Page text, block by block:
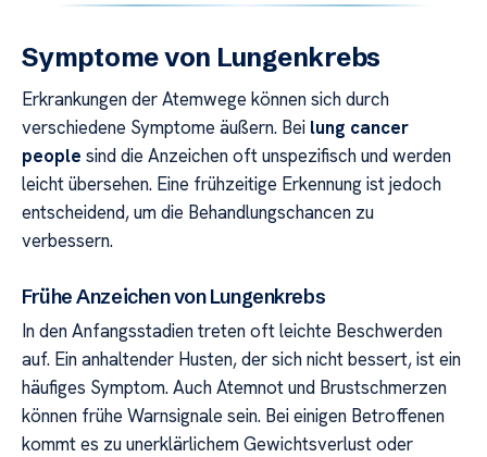
Symptome von Lungenkrebs
Erkrankungen der Atemwege können sich durch
verschiedene Symptome äußern. Bei lung cancer
people sind die Anzeichen oft unspezifisch und werden
leicht übersehen. Eine frühzeitige Erkennung ist jedoch
entscheidend, um die Behandlungschancen zu
verbessern.
Frühe Anzeichen von Lungenkrebs
In den Anfangsstadien treten oft leichte Beschwerden
auf. Ein anhaltender Husten, der sich nicht bessert, ist ein
häufiges Symptom. Auch Atemnot und Brustschmerzen
können frühe Warnsignale sein. Bei einigen Betroffenen
kommt es zu unerklärlichem Gewichtsverlust oder